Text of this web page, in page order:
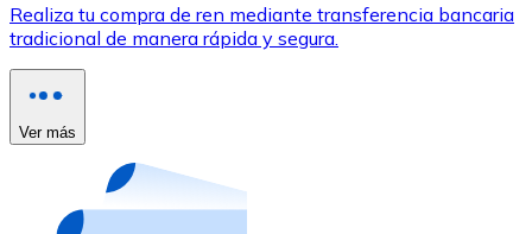
Utiliza tarjetas Visa y Mastercard para comprar
Comprar con tarjeta
Compra tarjetas regalo de tus marcas favoritas con
Realiza tu compra de ren mediante transferencia bancaria
tradicional de manera rápida y segura.
Ver más